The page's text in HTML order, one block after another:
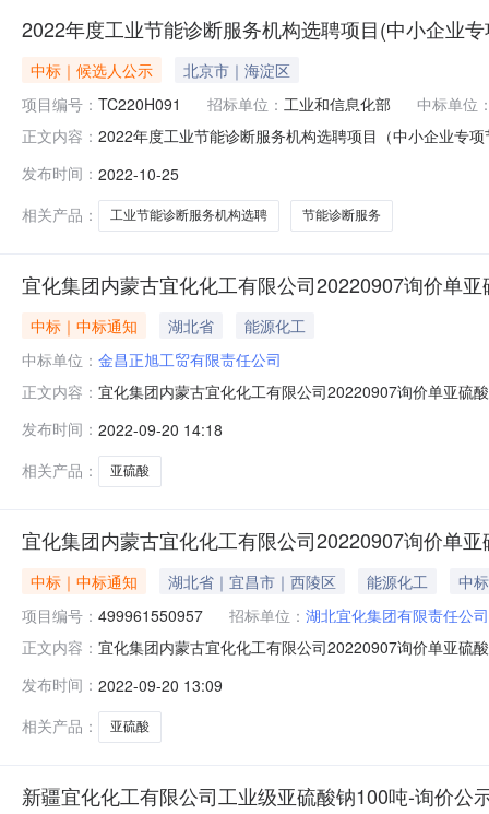
2022年度工业节能诊断服务机构选聘项目(中小企业
中标｜候选人公示
北京市｜海淀区
项目编号： TC220H091 招标单位： 工业和信息化部
中标单位
正文内容： 2022年度工业节能诊断服务机构选聘项目（中小企业专
理机构：中招国际招标有限公司中标候选人公示期：
级及
发布时间： 2022-10-25
相关产品：
工业节能诊断服务机构选聘 节能诊断服务
宜化集团内蒙古宜化化工有限公司20220907询价单
中标｜中标通知 湖北省
能源化工
中标单位： 金昌正旭工贸有限责任公司
正文内容： 宜化集团内蒙古宜化化工有限公司20220907询价单亚硫
（中标总金额：?110550）中标理由：满足要求最低价
发布时间： 2022-09-20 14:18
相关产品：
亚硫酸
宜化集团内蒙古宜化化工有限公司20220907询价单
中标｜中标通知 湖北省｜宜昌市｜西陵区 能源化工
中
项目编号： 499961550957 招标单位： 湖北宜化集团有限责任公司
正文内容： 宜化集团内蒙古宜化化工有限公司20220907询价单亚硫
由：满足要求最低价
发布时间： 2022-09-20 13:09
相关产品：
亚硫酸
新疆宜化化工有限公司工业级亚硫酸钠100吨-询价公